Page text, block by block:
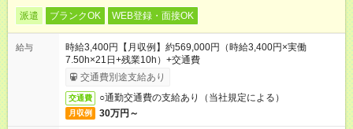
派遣 ブランクOK WEB登録・面接OK
給与
時給3,400円【月収例】約569,000円（時給3,400円×実働
7.50h×21日+残業10h）+交通費
交通費別途支給あり
交通費 ○通勤交通費の支給あり（当社規定による）
月収例 30万円～